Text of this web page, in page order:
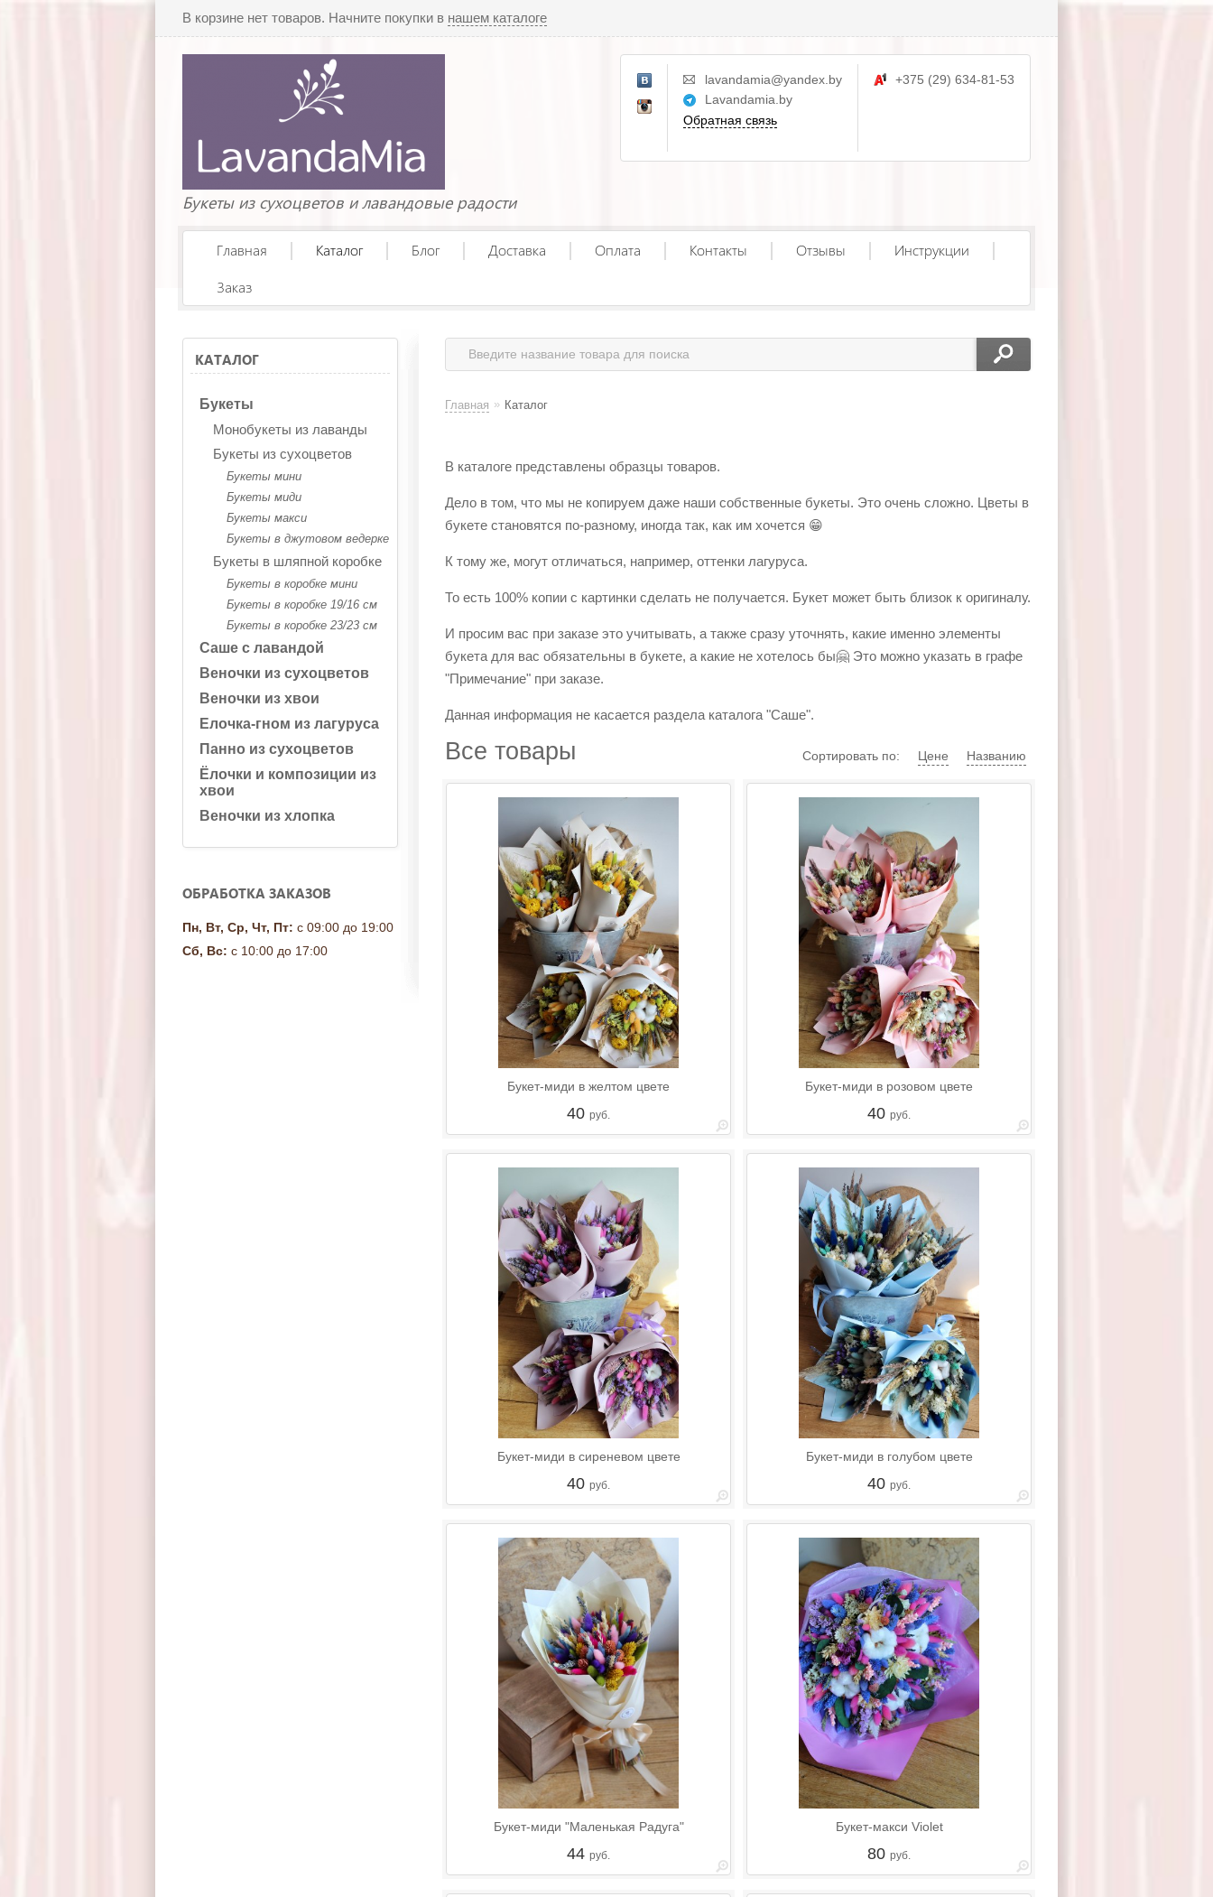
В корзине нет товаров. Начните покупки в нашем каталоге
Букеты из сухоцветов и лавандовые радости
lavandamia@yandex.by
Lavandamia.by
Обратная связь
+375 (29) 634-81-53
Главная Каталог Блог Доставка Оплата Контакты Отзывы
Инструкции
Заказ
КАТАЛОГ
Букеты
Монобукеты из лаванды
Букеты из сухоцветов
Букеты мини
Букеты миди
Букеты макси
Букеты в джутовом ведерке
Букеты в шляпной коробке
Букеты в коробке мини
Букеты в коробке 19/16 см
Букеты в коробке 23/23 см
Саше с лавандой
Веночки из сухоцветов
Веночки из хвои
Елочка-гном из лагуруса
Панно из сухоцветов
Ёлочки и композиции из
хвои
Веночки из хлопка
ОБРАБОТКА ЗАКАЗОВ
Пн, Вт, Ср, Чт, Пт: с 09:00 до 19:00
Сб, Вс: с 10:00 до 17:00
Главная » Каталог
В каталоге представлены образцы товаров.
Дело в том, что мы не копируем даже наши собственные букеты. Это очень сложно. Цветы в
букете становятся по-разному, иногда так, как им хочется 😁
К тому же, могут отличаться, например, оттенки лагуруса.
То есть 100% копии с картинки сделать не получается. Букет может быть близок к оригиналу.
И просим вас при заказе это учитывать, а также сразу уточнять, какие именно элементы
букета для вас обязательны в букете, а какие не хотелось бы🤗 Это можно указать в графе
"Примечание" при заказе.
Данная информация не касается раздела каталога "Саше".
Все товары Названию
Цене
Сортировать по:
Букет-миди в желтом цвете
40 руб.
Букет-миди в розовом цвете
40 руб.
Букет-миди в сиреневом цвете
40 руб.
Букет-миди в голубом цвете
40 руб.
Букет-миди "Маленькая Радуга"
44 руб.
Букет-макси Violet
80 руб.